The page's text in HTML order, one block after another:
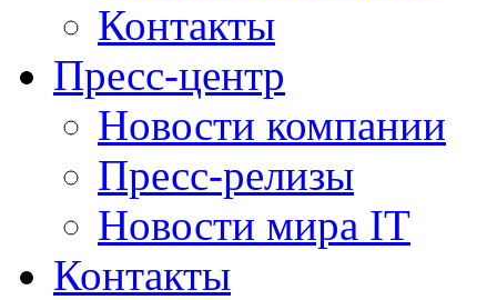
Контакты
Пресс-центр
Новости компании
Пресс-релизы
Новости мира IT
Контакты